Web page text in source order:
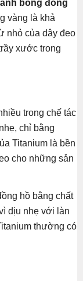
bóng đồng
vàng là khả
nhỏ của dây đeo
xước trong
trong chế tác
chỉ bằng
Titanium là bền
cho những sản
hồ bằng chất
dịu nhẹ với làn
thường có